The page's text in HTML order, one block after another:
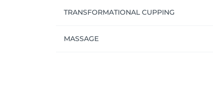
TRANSFORMATIONAL CUPPING
MASSAGE